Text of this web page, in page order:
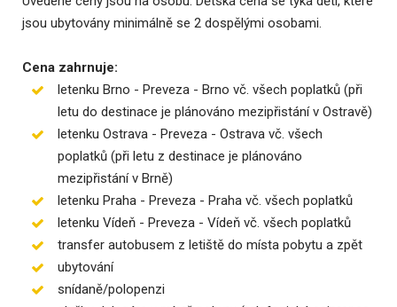
jsou ubytovány minimálně se 2 dospělými osobami.
Cena zahrnuje:
letenku Brno - Preveza - Brno vč. všech poplatků (při
letu do destinace je plánováno mezipřistání v Ostravě)
letenku Ostrava - Preveza - Ostrava vč. všech
poplatků (při letu z destinace je plánováno
mezipřistání v Brně)
letenku Praha - Preveza - Praha vč. všech poplatků
letenku Vídeň - Preveza - Vídeň vč. všech poplatků
transfer autobusem z letiště do místa pobytu a zpět
ubytování
snídaně/polopenzi